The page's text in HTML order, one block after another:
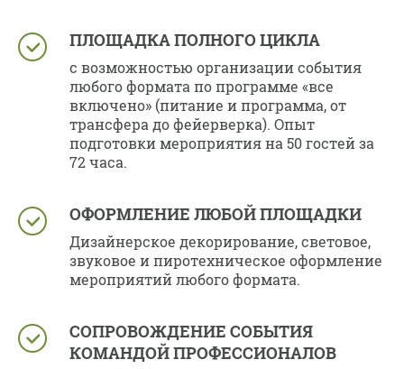
ПЛОЩАДКА ПОЛНОГО ЦИКЛА
с возможностью организации события
любого формата по программе «все
включено» (питание и программа, от
трансфера до фейерверка). Опыт
подготовки мероприятия на 50 гостей за
72 часа.
ОФОРМЛЕНИЕ ЛЮБОЙ ПЛОЩАДКИ
Дизайнерское декорирование, световое,
звуковое и пиротехническое оформление
мероприятий любого формата.
СОПРОВОЖДЕНИЕ СОБЫТИЯ
КОМАНДОЙ ПРОФЕССИОНАЛОВ